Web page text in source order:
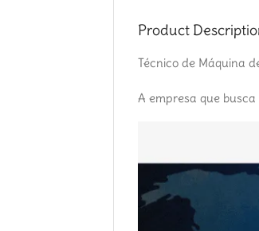
Product
Técnico de Máquina
A empresa que